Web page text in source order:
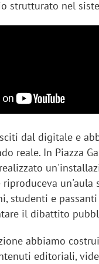
strutturato nel
dal digitale e
reale. In Piazza
riproduceva un'aula
studenti e
il dibattito
abbiamo
editoriali,